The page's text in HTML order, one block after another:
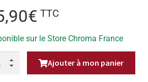
€ TTC
sur le Store Chroma France
Ajouter à mon panier